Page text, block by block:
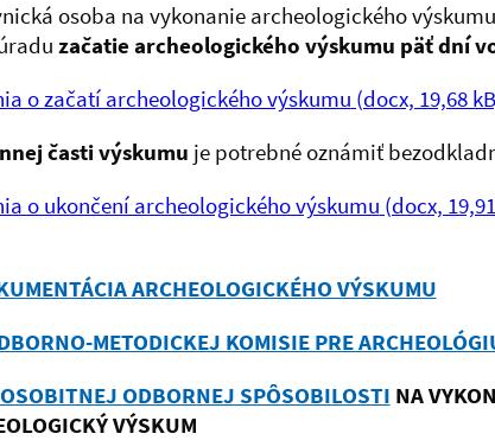
osoba na vykonanie archeologického
začatie archeologického výskumu päť dní
o začatí archeologického výskumu (docx, 19,68
časti výskumu je potrebné oznámiť
o ukončení archeologického výskumu (docx,
ARCHEOLOGICKÉHO VÝSKUMU
METODICKEJ KOMISIE PRE
ODBORNEJ SPÔSOBILOSTI NA
VÝSKUM